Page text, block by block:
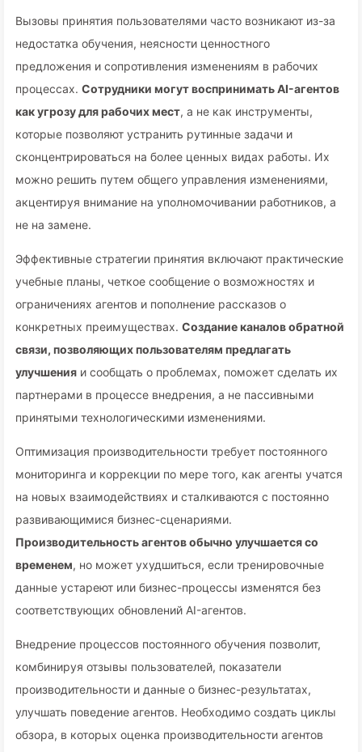
Вызовы принятия пользователями часто возникают из-за
недостатка обучения, неясности ценностного
предложения и сопротивления изменениям в рабочих
процессах. Сотрудники могут воспринимать AI-агентов
как угрозу для рабочих мест, а не как инструменты,
которые позволяют устранить рутинные задачи и
сконцентрироваться на более ценных видах работы. Их
можно решить путем общего управления изменениями,
акцентируя внимание на уполномочивании работников, а
не на замене.
Эффективные стратегии принятия включают практические
учебные планы, четкое сообщение о возможностях и
ограничениях агентов и пополнение рассказов о
конкретных преимуществах. Создание каналов обратной
связи, позволяющих пользователям предлагать
улучшения и сообщать о проблемах, поможет сделать их
партнерами в процессе внедрения, а не пассивными
принятыми технологическими изменениями.
Оптимизация производительности требует постоянного
мониторинга и коррекции по мере того, как агенты учатся
на новых взаимодействиях и сталкиваются с постоянно
развивающимися бизнес-сценариями.
Производительность агентов обычно улучшается со
временем, но может ухудшиться, если тренировочные
данные устареют или бизнес-процессы изменятся без
соответствующих обновлений AI-агентов.
Внедрение процессов постоянного обучения позволит,
комбинируя отзывы пользователей, показатели
производительности и данные о бизнес-результатах,
улучшать поведение агентов. Необходимо создать циклы
обзора, в которых оценка производительности агентов